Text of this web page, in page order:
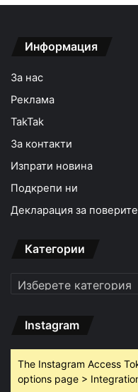
Информация
За нас
Реклама
TakTak
За контакти
Изпрати новина
Подкрепи ни
Декларация за
Категории
Категории
Instagram
The Instagram Access
options page >